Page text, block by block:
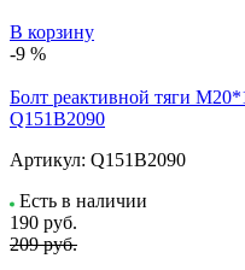
В корзину
-9 %
Болт реактивной тяги
Q151B2090
Артикул: Q151B2090
Есть в наличии
190 руб.
209 руб.